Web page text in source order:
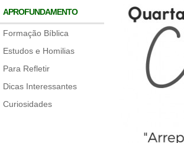
APROFUNDAMENTO
Formação Bíblica
Estudos e Homilias
Para Refletir
Dicas Interessantes
Curiosidades